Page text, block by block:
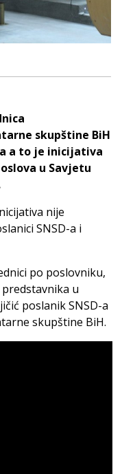
skupštine BiH
a to je inicijativa
u Savjetu
nije
SNSD-a i
po poslovniku,
u
poslanik SNSD-a
skupštine BiH.